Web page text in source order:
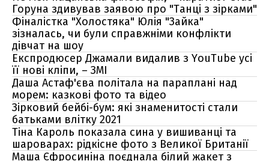
Горуна здивував заявою про "Танці з зірками"
Фіналістка "Холостяка" Юлія "Зайка"
зізналась, чи були справжніми конфлікти
дівчат на шоу
Експродюсер Джамали видалив з YouTube усі
її нові кліпи, – ЗМІ
Даша Астаф'єва політала на параплані над
морем: казкові фото та відео
Зірковий бейбі-бум: які знаменитості стали
батьками влітку 2021
Тіна Кароль показала сина у вишиванці та
шароварах: рідкісне фото з Великої Британії
Маша Єфросиніна поєднала білий жакет з